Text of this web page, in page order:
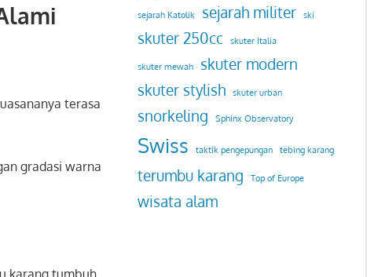
terasa
gradasi warna
karang tumbuh
sejarah Katolik sejarah militer ski
skuter 250cc skuter Italia
skuter mewah
skuter modern
skuter stylish
skuter urban
snorkeling Sphinx Observatory
Swiss taktik pengepungan tebing karang
terumbu karang Top of Europe
wisata alam